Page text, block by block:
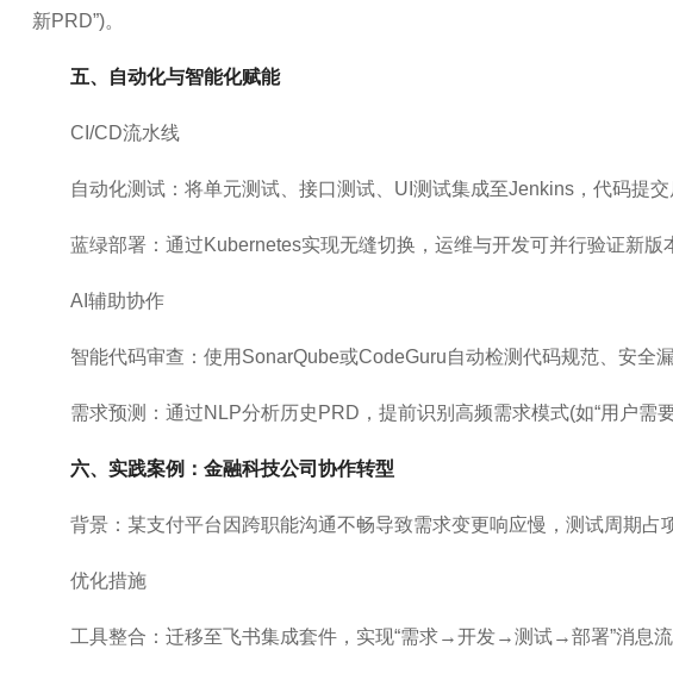
新PRD”)。
五、自动化与智能化赋能
CI/CD流水线
自动化测试：将单元测试、接口测试、UI测试集成至Jenkins，代码提
蓝绿部署：通过Kubernetes实现无缝切换，运维与开发可并行验证新版
AI辅助协作
智能代码审查：使用SonarQube或CodeGuru自动检测代码规范、安全
需求预测：通过NLP分析历史PRD，提前识别高频需求模式(如“用户需
六、实践案例：金融科技公司协作转型
背景：某支付平台因跨职能沟通不畅导致需求变更响应慢，测试周期占
优化措施
工具整合：迁移至飞书集成套件，实现“需求→开发→测试→部署”消息流